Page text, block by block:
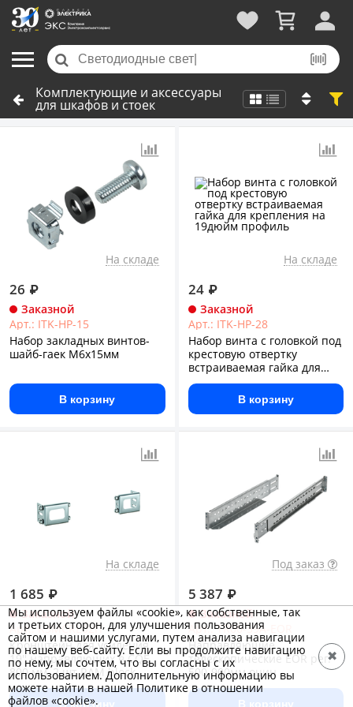
Комплектующие и аксессуары
для шкафов и стоек
На складе
26 ₽
Заказной
Арт.: ITK-HP-15
Набор закладных винтов-
шайб-гаек M6x15мм
В корзину
На складе
24 ₽
Заказной
Арт.: ITK-HP-28
Набор винта с головкой под
крестовую отвертку
встраиваемая гайка для
крепления на 19дюйм
профиль
В корзину
На складе
1 685 ₽
Заказной
Арт.: R5MCRE02IT
Кронштейн для усиления
19'' направляющих в CQE
800 мм, 2 шт RAM block
В корзину
Под заказ
5 387 ₽
Заказной
Арт.: TR00-59A-EOR
Направляющие
телескопические EOR рег.
500-900мм оцин
В корзину
Мы используем файлы «cookie», как собственные, так
и третьих сторон, для улучшения пользования
сайтом и нашими услугами, путем анализа навигации
по нашему веб-сайту. Если вы продолжите навигацию
по нему, мы сочтем, что вы согласны с их
использованием. Дополнительную информацию вы
можете найти в нашей Политике в отношении
файлов «cookie».
✖